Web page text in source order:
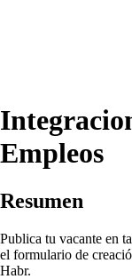
Empleos
Resumen
Publica tu vacante en
el formulario de
Habr.